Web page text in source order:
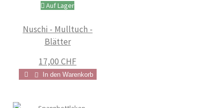
Auf Lager
Nuschi - Mulltuch -
Blätter
17,00 CHF
In den Warenkorb